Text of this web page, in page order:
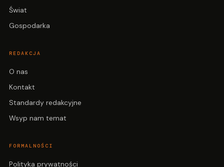
Świat
Gospodarka
REDAKCJA
O nas
Kontakt
Standardy redakcyjne
Wsyp nam temat
FORMALNOŚCI
Polityka prywatności